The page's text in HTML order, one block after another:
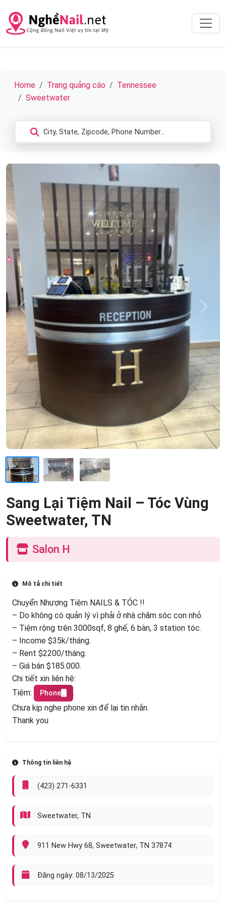
Home Trang quảng cáo
Tennessee
Sweetwater
Previous Next
Sang Lại Tiệm Nail – Tóc Vùng
Sweetwater, TN
Salon H
Mô tả chi tiết
Chuyển Nhượng Tiệm NAILS & TÓC !!
– Do không có quản lý vì phải ở nhà chăm sóc con nhỏ.
– Tiệm rộng trên 3000sqf, 8 ghế, 6 bàn, 3 station tóc.
– Income $35k/tháng.
– Rent $2200/tháng.
– Giá bán $185.000.
Chi tiết xin liên hệ:
Tiệm:
Phone
.
Chưa kịp nghe phone xin để lại tin nhắn.
Thank you
Thông tin liên hệ
(423) 271-6331
Sweetwater, TN
911 New Hwy 68, Sweetwater, TN 37874
Đăng ngày: 08/13/2025